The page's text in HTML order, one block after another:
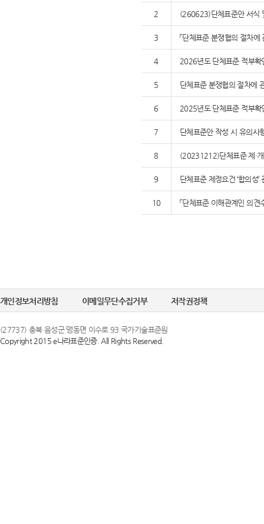
2 (260623)단체표준안 서식
3 「단체표준 분쟁협의 절차에
4 2026년도 단체표준 적부확
5 단체표준 분쟁협의 절차에
6 2025년도 단체표준 적부확
7 단체표준안 작성 시 유의사
8 (20231212)단체표준 제·
9 단체표준 제정요건 ‘합의성
10 「단체표준 이해관계인 의
개인정보처리방침 이메일무단수집거부 저작권정책
(27737) 충북 음성군 맹동면 이수로 93 국가기술표준원
Copyright 2015 e나라표준인증. All Rights Reserved.